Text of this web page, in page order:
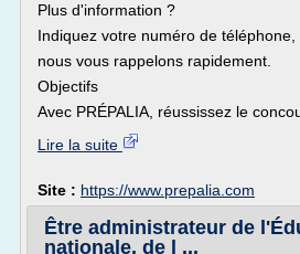
Plus d'information ?
Indiquez votre numéro de téléphone,
nous vous rappelons rapidement.
Objectifs
Avec PRÉPALIA, réussissez le
Lire la suite
Site : https://www.prepalia.com
Être administrateur de
nationale, de l ...